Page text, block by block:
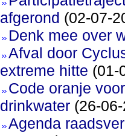
afgerond (02-07-
Denk mee over
Afval door
extreme hitte (01-
Code oranje
drinkwater(26-06-
Agenda